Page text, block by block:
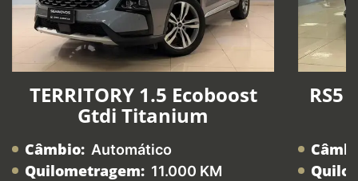
TERRITORY 1.5 Ecoboost
Gtdi Titanium
Câmbio: Automático
Quilometragem: 11.000 KM
RS5